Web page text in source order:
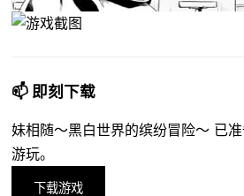
📫 即刻下载
妹相随～黑白世界的缤纷冒险～ 已
游玩。
下载游戏